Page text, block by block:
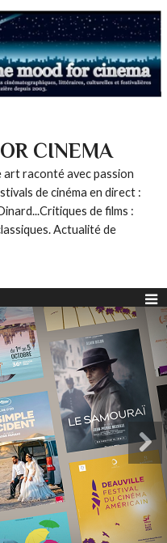
CINEMA
art raconté avec passion
de cinéma en direct :
de films :
Actualité de